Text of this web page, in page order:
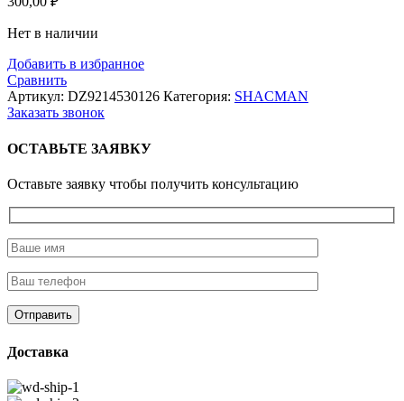
Нет в наличии
Добавить в избранное
Сравнить
Артикул: DZ9214530126 Категория: SHACMAN
Заказать звонок
ОСТАВЬТЕ ЗАЯВКУ
Оставьте заявку чтобы получить консультацию
Доставка